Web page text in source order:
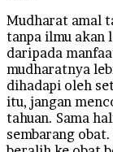
Mudharat amal
tanpa ilmu akan
daripada
mudharatnya
dihadapi oleh
itu, jangan
tahuan. Sama
sembarang